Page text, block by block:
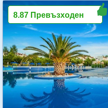
8.87 Превъзходен